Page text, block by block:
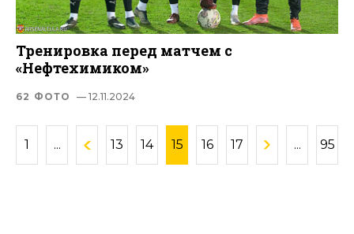
Тренировка перед матчем с
«Нефтехимиком»
62 ФОТО — 12.11.2024
1 ... 13 14 15 16 17 ... 95